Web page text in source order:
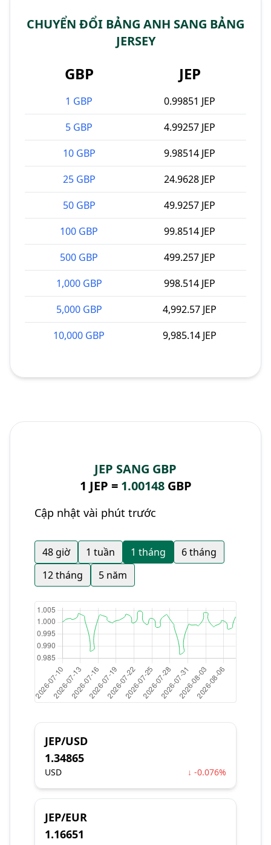
CHUYỂN ĐỔI BẢNG ANH SANG BẢNG
JERSEY
GBP JEP
1 GBP
0.99851 JEP
5 GBP
4.99257 JEP
10 GBP
9.98514 JEP
25 GBP
24.9628 JEP
50 GBP
49.9257 JEP
100 GBP
99.8514 JEP
500 GBP
499.257 JEP
1,000 GBP
998.514 JEP
5,000 GBP
4,992.57 JEP
10,000 GBP
9,985.14 JEP
JEP SANG GBP
1 JEP = 1.00148GBP
Cập nhật vài phút trước
48 giờ 1 tuần 1 tháng
6 tháng
12 tháng
5 năm
JEP/USD
1.34865
USD ↓ -0.076%
JEP/EUR
1.16651